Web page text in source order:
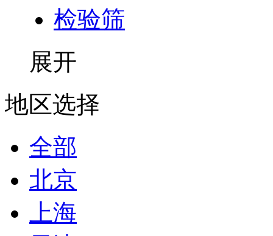
检验筛
展开
地区选择
全部
北京
上海